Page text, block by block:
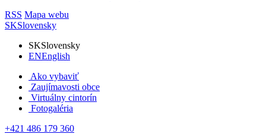
RSS Mapa webu
SKSlovensky
SKSlovensky
ENEnglish
Ako vybaviť
Zaujímavosti obce
Virtuálny cintorín
Fotogaléria
+421 486 179 360